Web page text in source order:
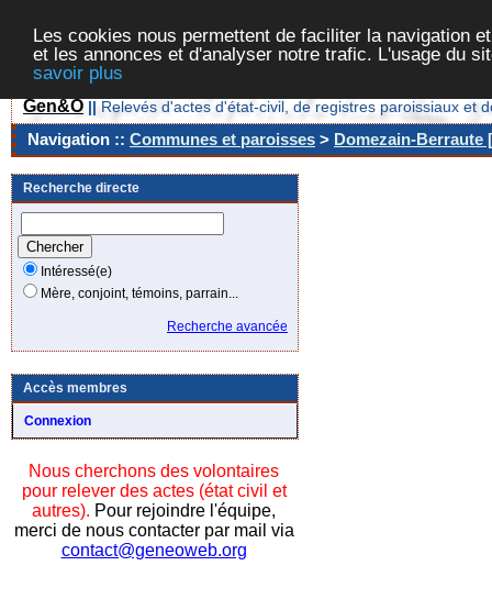
Les cookies nous permettent de faciliter la navigation
et les annonces et d'analyser notre trafic. L'usage du
savoir plus
Gen&O || Relevés d'actes d'état-civil, de registres paroissiaux et
Navigation :: Communes et paroisses > Domezain-Berraute
Recherche directe
Intéressé(e)
Mère, conjoint, témoins, parrain...
Recherche avancée
Accès membres
Connexion
Nous cherchons des volontaires
pour relever des actes (état civil et
autres). Pour rejoindre l'équipe,
merci de nous contacter par mail via
contact@geneoweb.org